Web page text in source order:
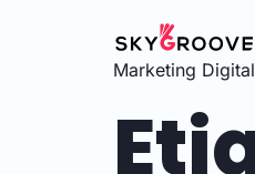
Marketing Digital